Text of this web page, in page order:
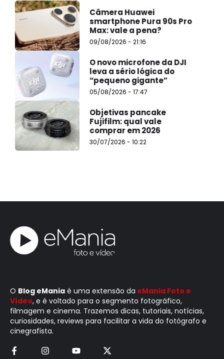
Câmera Huawei
smartphone Pura 90s Pro
Max: vale a pena?
09/08/2026 - 21:16
O novo microfone da DJI
leva a sério lógica do
“pequeno gigante”
05/08/2026 - 17:47
Objetivas pancake
Fujifilm: qual vale
comprar em 2026
30/07/2026 - 10:22
O Blog eMania é uma extensão da eMania Foto e
Vídeo, e é voltado para o segmento fotográfico,
filmagem e cinema. Trazemos dicas, tutoriais, notícias,
curiosidades, reviews para facilitar a vida do fotógrafo e
cinegrafista.